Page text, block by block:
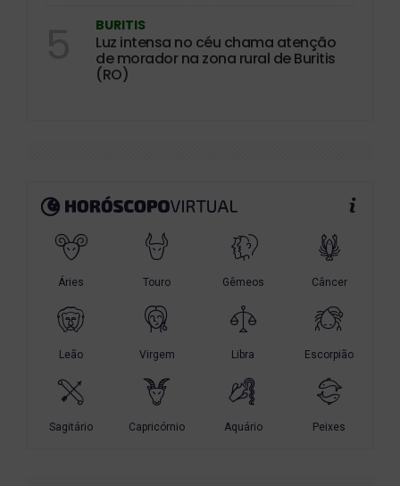
BURITIS
Luz intensa no céu chama atenção
de morador na zona rural de Buritis
(RO)